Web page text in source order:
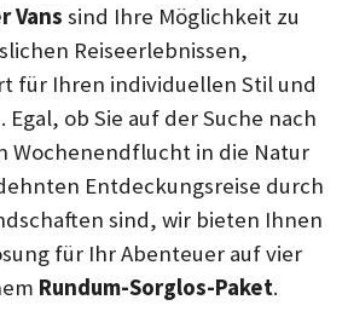
Vans sind Ihre Möglichkeit zu
Reiseerlebnissen,
für Ihren individuellen Stil und
Egal, ob Sie auf der Suche nach
Wochenendflucht in die Natur
Entdeckungsreise durch
sind, wir bieten Ihnen
für Ihr Abenteuer auf vier
Rundum-Sorglos-Paket.